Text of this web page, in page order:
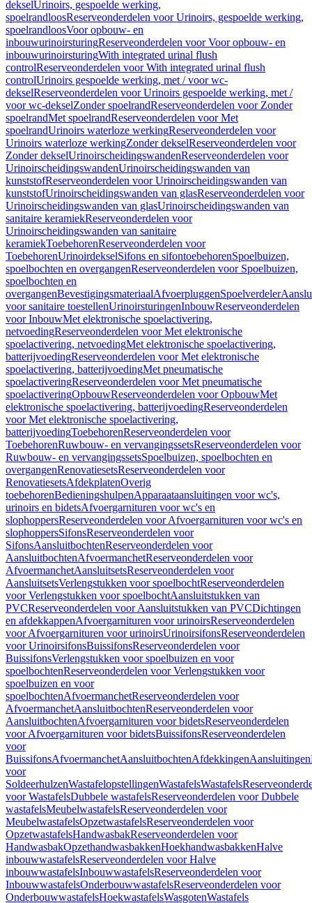
dekselUrinoirs, gespoelde werking,
spoelrandloosReserveonderdelen voor Urinoirs, gespoelde werking,
spoelrandloosVoor opbouw- en
inbouwurinoirsturingReserveonderdelen voor Voor opbouw- en
inbouwurinoirsturingWith integrated urinal flush
controlReserveonderdelen voor With integrated urinal flush
controlUrinoirs gespoelde werking, met / voor wc-
dekselReserveonderdelen voor Urinoirs gespoelde werking, met /
voor wc-dekselZonder spoelrandReserveonderdelen voor Zonder
spoelrandMet spoelrandReserveonderdelen voor Met
spoelrandUrinoirs waterloze werkingReserveonderdelen voor
Urinoirs waterloze werkingZonder dekselReserveonderdelen voor
Zonder dekselUrinoirscheidingswandenReserveonderdelen voor
UrinoirscheidingswandenUrinoirscheidingswanden van
kunststofReserveonderdelen voor Urinoirscheidingswanden van
kunststofUrinoirscheidingswanden van glasReserveonderdelen voor
Urinoirscheidingswanden van glasUrinoirscheidingswanden van
sanitaire keramiekReserveonderdelen voor
Urinoirscheidingswanden van sanitaire
keramiekToebehorenReserveonderdelen voor
ToebehorenUrinoirdekselSifons en sifontoebehorenSpoelbuizen,
spoelbochten en overgangenReserveonderdelen voor Spoelbuizen,
spoelbochten en
overgangenBevestigingsmateriaalAfvoerpluggenSpoelverdeler
voor sanitaire toestellenUrinoirsturingenInbouwReserveonderdelen
voor InbouwMet elektronische spoelactivering,
netvoedingReserveonderdelen voor Met elektronische
spoelactivering, netvoedingMet elektronische spoelactivering,
batterijvoedingReserveonderdelen voor Met elektronische
spoelactivering, batterijvoedingMet pneumatische
spoelactiveringReserveonderdelen voor Met pneumatische
spoelactiveringOpbouwReserveonderdelen voor OpbouwMet
elektronische spoelactivering, batterijvoedingReserveonderdelen
voor Met elektronische spoelactivering,
batterijvoedingToebehorenReserveonderdelen voor
ToebehorenRuwbouw- en vervangingssetsReserveonderdelen voor
Ruwbouw- en vervangingssetsSpoelbuizen, spoelbochten en
overgangenRenovatiesetsReserveonderdelen voor
RenovatiesetsAfdekplatenOverig
toebehorenBedieningshulpenApparaataansluitingen voor wc's,
urinoirs en bidetsAfvoergarnituren voor wc's en
slophoppersReserveonderdelen voor Afvoergarnituren voor wc's en
slophoppersSifonsReserveonderdelen voor
SifonsAansluitbochtenReserveonderdelen voor
AansluitbochtenAfvoermanchetReserveonderdelen voor
AfvoermanchetAansluitsetsReserveonderdelen voor
AansluitsetsVerlengstukken voor spoelbochtReserveonderdelen
voor Verlengstukken voor spoelbochtAansluitstukken van
PVCReserveonderdelen voor Aansluitstukken van PVCDichtingen
en afdekkappenAfvoergarnituren voor urinoirsReserveonderdelen
voor Afvoergarnituren voor urinoirsUrinoirsifonsReserveonderdelen
voor UrinoirsifonsBuissifonsReserveonderdelen voor
BuissifonsVerlengstukken voor spoelbuizen en voor
spoelbochtenReserveonderdelen voor Verlengstukken voor
spoelbuizen en voor
spoelbochtenAfvoermanchetReserveonderdelen voor
AfvoermanchetAansluitbochtenReserveonderdelen voor
AansluitbochtenAfvoergarnituren voor bidetsReserveonderdelen
voor Afvoergarnituren voor bidetsBuissifonsReserveonderdelen
voor
BuissifonsAfvoermanchetAansluitbochtenAfdekkingenAansluitingen
voor
SoldeerhulzenWastafelopstellingenWastafelsWastafels
voor WastafelsDubbele wastafelsReserveonderdelen voor Dubbele
wastafelsMeubelwastafelsReserveonderdelen voor
MeubelwastafelsOpzetwastafelsReserveonderdelen voor
OpzetwastafelsHandwasbakReserveonderdelen voor
HandwasbakOpzethandwasbakkenHoekhandwasbakkenHalve
inbouwwastafelsReserveonderdelen voor Halve
inbouwwastafelsInbouwwastafelsReserveonderdelen voor
InbouwwastafelsOnderbouwwastafelsReserveonderdelen voor
OnderbouwwastafelsHoekwastafelsWasgotenWastafels